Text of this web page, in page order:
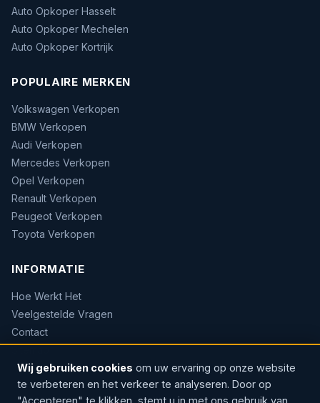
Auto Opkoper Hasselt
Auto Opkoper Mechelen
Auto Opkoper Kortrijk
POPULAIRE MERKEN
Volkswagen Verkopen
BMW Verkopen
Audi Verkopen
Mercedes Verkopen
Opel Verkopen
Renault Verkopen
Peugeot Verkopen
Toyota Verkopen
INFORMATIE
Hoe Werkt Het
Veelgestelde Vragen
Contact
Wij gebruiken cookies om uw ervaring op onze website
te verbeteren en het verkeer te analyseren. Door op
"Accepteren" te klikken, stemt u in met ons gebruik van